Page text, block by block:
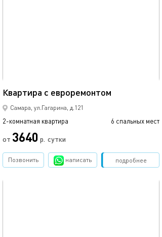
Квартира с евроремонтом
Самара, ул.Гагарина, д.121
2-комнатная квартира 6 спальных мест
от 3640 р. сутки
подробнее
Позвонить написать Забронировать